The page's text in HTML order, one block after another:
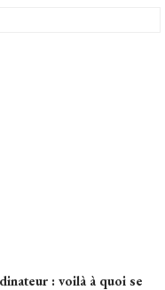
: voilà à quoi se